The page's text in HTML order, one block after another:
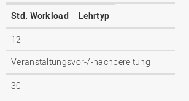
Std. Workload Lehrtyp
12
Veranstaltungsvor-/-nachbereitung
30